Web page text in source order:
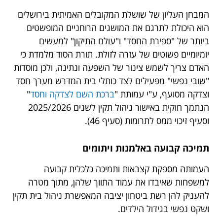
המבחן העליון של שושלת המקובלים האמיתית בירושלים
הוא היכולת לתרגם את המושגים הרוחניים המופשטים
ביותר של "ספירת החסד" ו"עולם התיקון" למעשים
יומיומיים פשוטים של עזרה לזולת. תורת הסוד מלמדת כי
האדם צריך לשמש צינור של השפעה ונתינה, ולכן מוסדות
"שובי נפשי" מפעילים לצד כותלי בית המדרש מערך חסד
וצדקה מסועף, ע"י עמותת "ברכת השם לצדקה וחסד"
הנתמך חוקית באישור ניהול תקין לשנים 2025/2026
וסעיף זיכוי ממס לתרומות (סעיף 46).
תמיכה קבועה באלמנות ויתומים
העמותה מספקת קצבאות ותמיכה כלכלית קבועה
למשפחות שאיבדו את עמוד התווך שלהן, מתוך מטרה
להעניק להן רשת ביטחון יציבה המאפשרת ניהול בית תקין
ושקט נפשי בגידול הילדים.